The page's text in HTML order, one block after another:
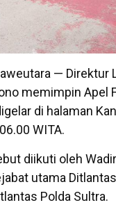
— Direktur
memimpin Apel
di halaman
WITA.
diikuti oleh
utama
Polda Sultra.